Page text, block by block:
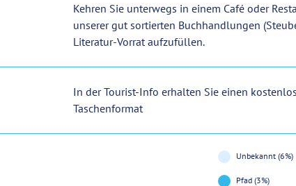
Kehren Sie unterwegs in einem Café oder
unserer gut sortierten Buchhandlungen
Literatur-Vorrat aufzufüllen.
In der Tourist-Info erhalten Sie einen
Taschenformat
Unbekannt (6%)
Pfad (3%)